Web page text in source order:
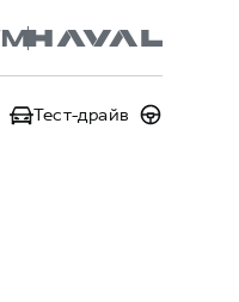
Тест-драйв